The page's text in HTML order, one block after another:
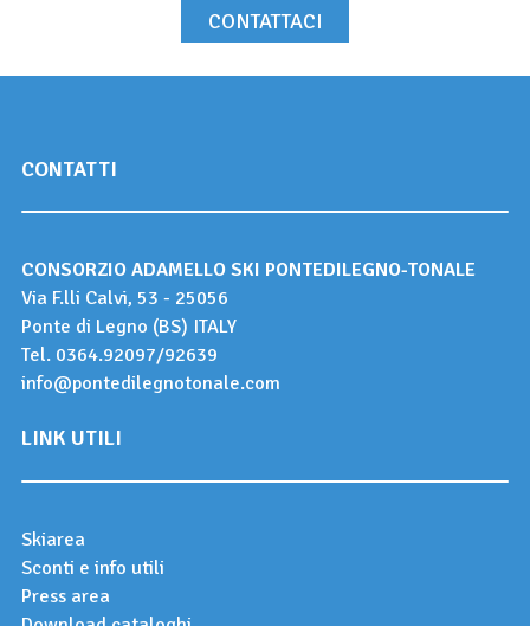
CONTATTI
CONSORZIO ADAMELLO SKI PONTEDILEGNO-TONALE
Via F.lli Calvi, 53 - 25056
Ponte di Legno (BS) ITALY
Tel. 0364.92097/92639
info@pontedilegnotonale.com
LINK UTILI
Skiarea
Sconti e info utili
Press area